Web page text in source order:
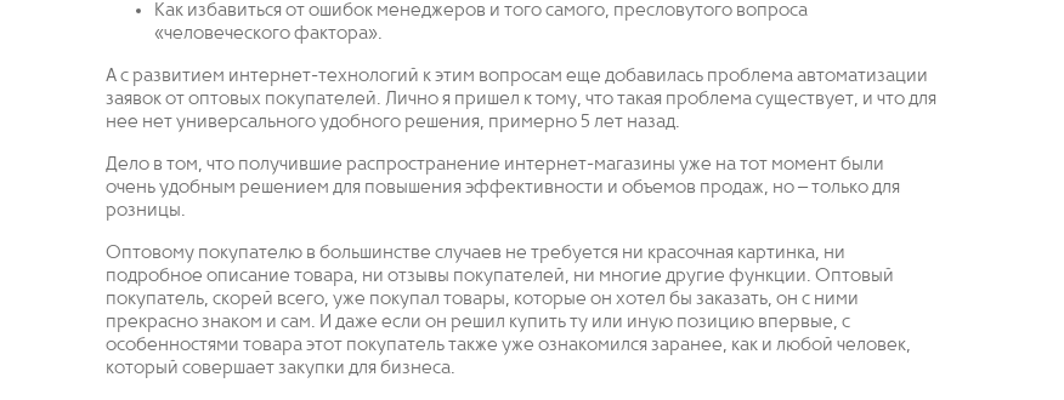
Как избавиться от ошибок менеджеров и того самого, пресловутого вопроса
«человеческого фактора».
А с развитием интернет-технологий к этим вопросам еще добавилась проблема автоматизации
заявок от оптовых покупателей. Лично я пришел к тому, что такая проблема существует, и что для
нее нет универсального удобного решения, примерно 5 лет назад.
Дело в том, что получившие распространение интернет-магазины уже на тот момент были
очень удобным решением для повышения эффективности и объемов продаж, но – только для
розницы.
Оптовому покупателю в большинстве случаев не требуется ни красочная картинка, ни
подробное описание товара, ни отзывы покупателей, ни многие другие функции. Оптовый
покупатель, скорей всего, уже покупал товары, которые он хотел бы заказать, он с ними
прекрасно знаком и сам. И даже если он решил купить ту или иную позицию впервые, с
особенностями товара этот покупатель также уже ознакомился заранее, как и любой человек,
который совершает закупки для бизнеса.